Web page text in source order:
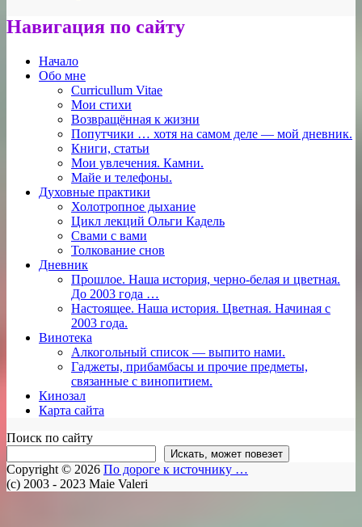
Навигация по сайту
Начало
Обо мне
Curricullum Vitae
Мои стихи
Возвращённая к жизни
Попутчики … хотя на самом деле — мой дневник.
Книги, статьи
Мои увлечения. Камни.
Майе и телефоны.
Духовные практики
Холотропное дыхание
Цикл лекций Ольги Кадель
Свами с вами
Толкование снов
Дневник
Прошлое. Наша история, черно-белая и цветная.
До 2003 года …
Настоящее. Наша история. Цветная. Начиная с
2003 года.
Винотека
Алкогольный список — выпито нами.
Гаджеты, прибамбасы и прочие предметы,
связанные с винопитием.
Кинозал
Карта сайта
Поиск по сайту
Искать, может повезет
Copyright © 2026 По дороге к источнику …
(c) 2003 - 2023 Maie Valeri